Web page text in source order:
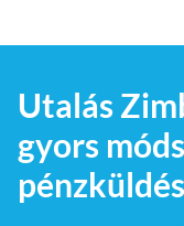
Utalás
gyors